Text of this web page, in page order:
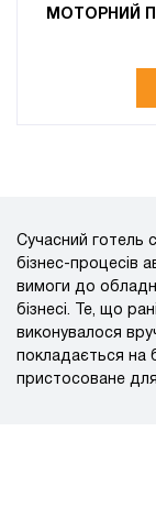
МОТОРНИЙ
Сучасний готель
бізнес-процесів
вимоги до
бізнесі. Те, що
виконувалося
покладається на
пристосоване